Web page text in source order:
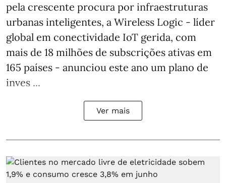
pela crescente procura por infraestruturas
urbanas inteligentes, a Wireless Logic - líder
global em conectividade IoT gerida, com
mais de 18 milhões de subscrições ativas em
165 países - anunciou este ano um plano de
inves ...
Ver mais